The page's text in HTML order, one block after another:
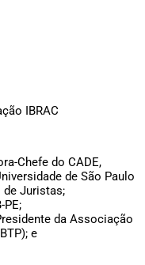
IBRAC
Chefe do CADE,
de São Paulo
de Juristas;
PE;
da Associação
e